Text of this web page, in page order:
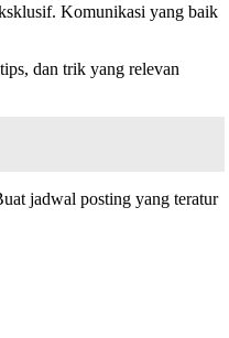
Komunikasi yang baik
dan trik yang relevan
jadwal posting yang teratur